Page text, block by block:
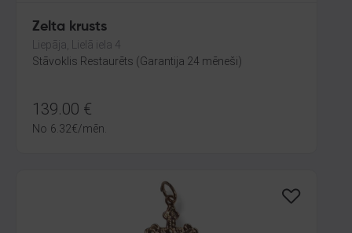
Zelta krusts
Liepāja, Lielā iela 4
Stāvoklis Restaurēts (Garantija 24 mēneši)
139.00 €
No 6.32€/mēn.